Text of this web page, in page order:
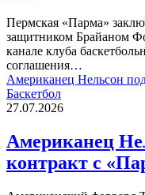
Пермская «Парма»
защитником Брайаном
канале клуба
соглашения…
Американец Нельсон
Баскетбол
27.07.2026
Американец
контракт с